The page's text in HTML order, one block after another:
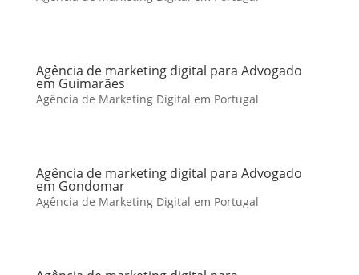
Agência de marketing digital para Advogado
em Guimarães
Agência de Marketing Digital em Portugal
Agência de marketing digital para Advogado
em Gondomar
Agência de Marketing Digital em Portugal